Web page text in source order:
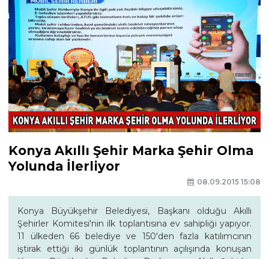
Konya Akıllı Şehir Marka Şehir Olma
Yolunda İlerliyor
08.09.2015 15:08
Konya Büyükşehir Belediyesi, Başkanı olduğu Akıllı
Şehirler Komitesi'nin ilk toplantısına ev sahipliği yapıyor.
11 ülkeden 66 belediye ve 150'den fazla katılımcının
iştirak ettiği iki günlük toplantının açılışında konuşan